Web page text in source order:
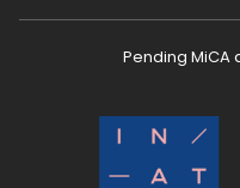
Pending MiCA